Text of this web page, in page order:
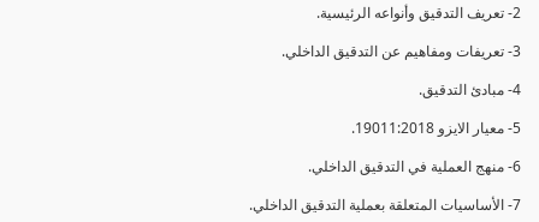
2- تعريف التدقيق وأنواعه الرئيسية.
3- تعريفات ومفاهيم عن التدقيق الداخلي.
4- مبادئ التدقيق.
5- معيار الايزو 19011:2018.
6- منهج العملية في التدقيق الداخلي.
7- الأساسيات المتعلقة بعملية التدقيق الداخلي.